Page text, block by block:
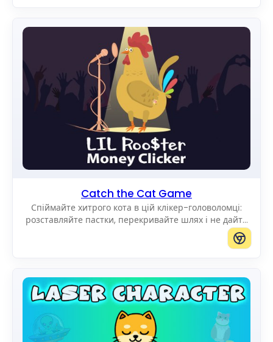
Catch the Cat Game
Спіймайте хитрого кота в цій клікер-головоломці:
розставляйте пастки, перекривайте шлях і не дайте